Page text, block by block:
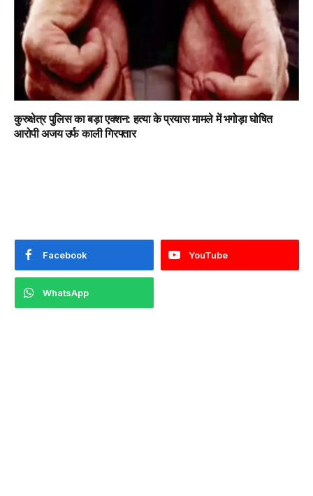
कुरुक्षेत्र पुलिस का बड़ा एक्शन: हत्या के प्रयास मामले में भगोड़ा घोषित
आरोपी अजय उर्फ काली गिरफ्तार
Facebook YouTube
WhatsApp